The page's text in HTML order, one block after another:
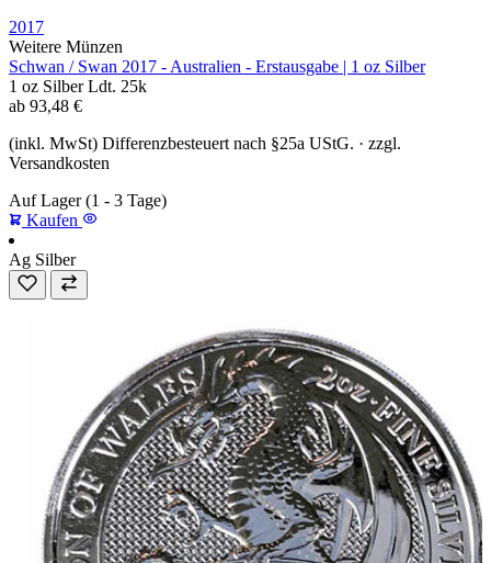
2017
Weitere Münzen
Schwan / Swan 2017 - Australien - Erstausgabe | 1 oz Silber
1 oz Silber Ldt. 25k
ab 93,48 €
(inkl. MwSt) Differenzbesteuert nach §25a UStG. · zzgl.
Versandkosten
Auf Lager (1 - 3 Tage)
Kaufen
Ag Silber